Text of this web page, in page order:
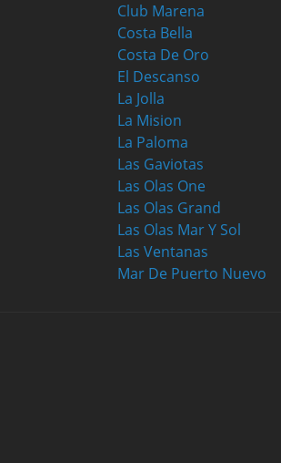
Club Marena
Costa Bella
Costa De Oro
El Descanso
La Jolla
La Mision
La Paloma
Las Gaviotas
Las Olas One
Las Olas Grand
Las Olas Mar Y Sol
Las Ventanas
Mar De Puerto Nuevo